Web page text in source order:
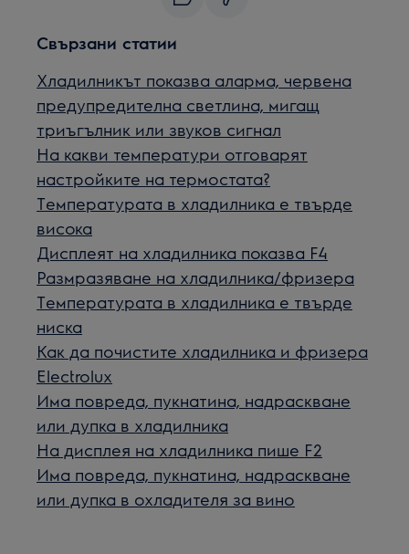
Свързани статии
Хладилникът показва аларма, червена
предупредителна светлина, мигащ
триъгълник или звуков сигнал
На какви температури отговарят
настройките на термостата?
Температурата в хладилника е твърде
висока
Дисплеят на хладилника показва F4
Размразяване на хладилника/фризера
Температурата в хладилника е твърде
ниска
Как да почистите хладилника и фризера
Electrolux
Има повреда, пукнатина, надраскване
или дупка в хладилника
На дисплея на хладилника пише F2
Има повреда, пукнатина, надраскване
или дупка в охладителя за вино